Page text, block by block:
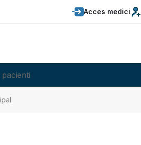
Acces medici
pacienti